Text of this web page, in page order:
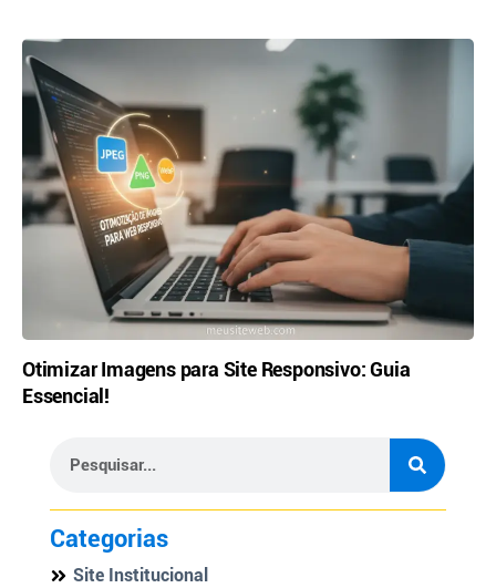
Otimizar Imagens para Site Responsivo: Guia
Essencial!
Categorias
Site Institucional